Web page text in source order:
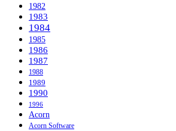
1982
1983
1984
1985
1986
1987
1988
1989
1990
1996
Acorn
Acorn Software